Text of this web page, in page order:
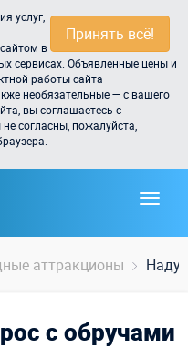
Принять всё!
услуг,
в
сервисах. Объявленные цены и
работы сайта
необязательные — с вашего
вы соглашаетесь с
согласны, пожалуйста,
аттракционы
с обручами